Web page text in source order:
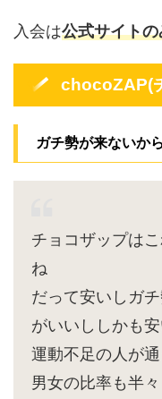
入会は公式サイト
chocoZAP(
ガチ勢が来ないか
チョコザップは
ね
だって安いしガ
がいいししかも
運動不足の人が
男女の比率も半